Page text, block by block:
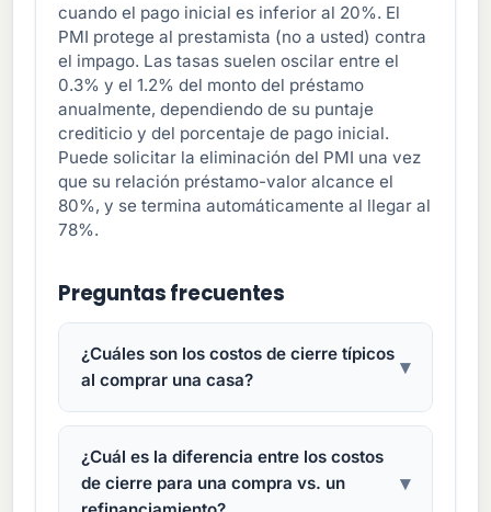
cuando el pago inicial es inferior al 20%. El
PMI protege al prestamista (no a usted) contra
el impago. Las tasas suelen oscilar entre el
0.3% y el 1.2% del monto del préstamo
anualmente, dependiendo de su puntaje
crediticio y del porcentaje de pago inicial.
Puede solicitar la eliminación del PMI una vez
que su relación préstamo-valor alcance el
80%, y se termina automáticamente al llegar al
78%.
Preguntas frecuentes
¿Cuáles son los costos de cierre típicos
al comprar una casa?
▾
Los costos de cierre suelen oscilar entre el
2% y el 5% del precio de compra de la
vivienda. En una casa de $350,000, espere
pagar entre $7,000 y $17,500 en costos de
¿Cuál es la diferencia entre los costos
de cierre para una compra vs. un
▾